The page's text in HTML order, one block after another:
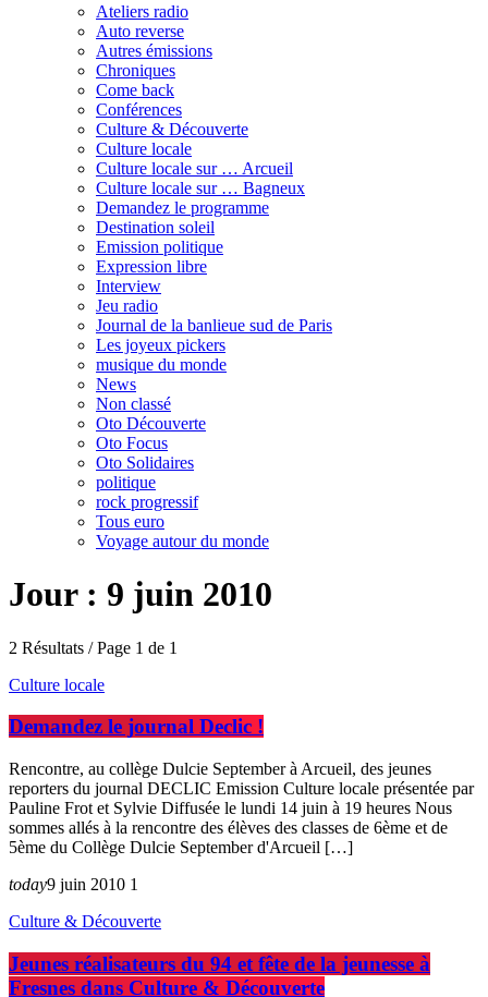
Ateliers radio
Auto reverse
Autres émissions
Chroniques
Come back
Conférences
Culture & Découverte
Culture locale
Culture locale sur … Arcueil
Culture locale sur … Bagneux
Demandez le programme
Destination soleil
Emission politique
Expression libre
Interview
Jeu radio
Journal de la banlieue sud de Paris
Les joyeux pickers
musique du monde
News
Non classé
Oto Découverte
Oto Focus
Oto Solidaires
politique
rock progressif
Tous euro
Voyage autour du monde
Jour : 9 juin 2010
2 Résultats / Page 1 de 1
Culture locale
Demandez le journal Declic !
Rencontre, au collège Dulcie September à Arcueil, des jeunes
reporters du journal DECLIC Emission Culture locale présentée par
Pauline Frot et Sylvie Diffusée le lundi 14 juin à 19 heures Nous
sommes allés à la rencontre des élèves des classes de 6ème et de
5ème du Collège Dulcie September d'Arcueil […]
today9 juin 2010 1
Culture & Découverte
Jeunes réalisateurs du 94 et fête de la jeunesse à
Fresnes dans Culture & Découverte